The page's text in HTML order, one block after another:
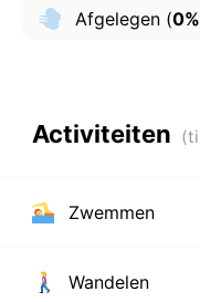
Afgelegen(0%
Activiteiten
Zwemmen
Wandelen